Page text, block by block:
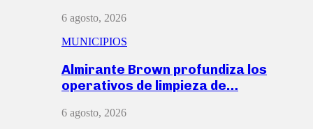
6 agosto, 2026
MUNICIPIOS
Almirante Brown profundiza los
operativos de limpieza de…
6 agosto, 2026